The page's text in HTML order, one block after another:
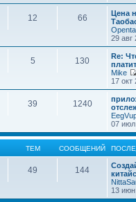
12 66
Цена
29 авг
5 130
Re:
Mike
17 окт
39 1240
07 июл
ТЕМ СООБЩЕНИЙ
49 144
13